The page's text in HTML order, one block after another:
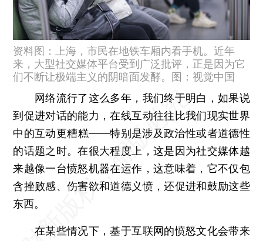
资料图：上海，市民在地铁车厢内看手机。近年
来，大型社交媒体平台受到广泛批评，正是因为它
们不断让极端主义的阴暗面发酵。图：视觉中国
网络流行了这么多年，我们终于明白，如果说
到促进对话的能力，在线互动往往比我们现实世界
中的互动更糟糕——特别是涉及政治性或者道德性
的话题之时。在很大程度上，这是因为社交媒体越
来越像一台愤怒机器在运作，这意味着，它不仅包
含挫败感、伤害欲和道德义愤，还促进和鼓励这些
东西。
在某些情况下，基于互联网的愤怒文化会带来